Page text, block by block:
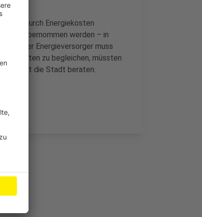
durch Energiekosten
übernommen werden – in
unser Energieversorger muss
zu begleichen, müssten
soll jetzt die Stadt beraten.